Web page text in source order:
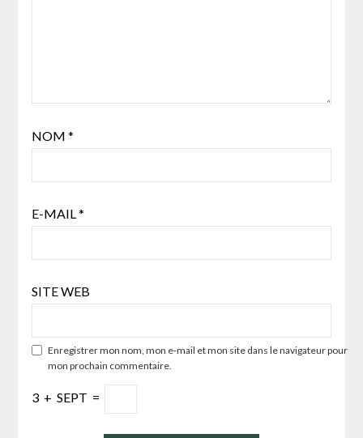
NOM *
E-MAIL *
SITE WEB
Enregistrer mon nom, mon e-mail et mon site dans le navigateur pour
mon prochain commentaire.
3 + SEPT =